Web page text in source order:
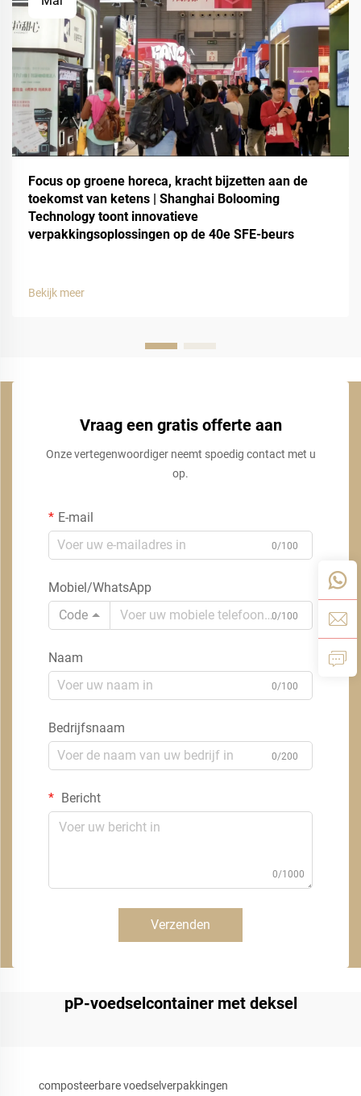
Focus op groene horeca, kracht bijzetten aan de
toekomst van ketens | Shanghai Bolooming
Technology toont innovatieve
verpakkingsoplossingen op de 40e SFE-beurs
Bekijk meer
Vraag een gratis offerte aan
Onze vertegenwoordiger neemt spoedig contact met u
op.
E-mail
0/100
Mobiel/WhatsApp
Code
0/100
Naam
0/100
Bedrijfsnaam
0/200
Bericht
0/1000
Verzenden
pP-voedselcontainer met deksel
composteerbare voedselverpakkingen